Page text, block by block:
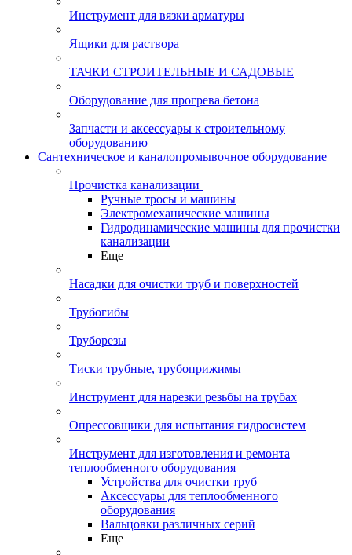
Инструмент для вязки арматуры
Ящики для раствора
ТАЧКИ СТРОИТЕЛЬНЫЕ И САДОВЫЕ
Оборудование для прогрева бетона
Запчасти и аксессуары к строительному
оборудованию
Сантехническое и каналопромывочное оборудование
Прочистка канализации
Ручные тросы и машины
Электромеханические машины
Гидродинамические машины для прочистки
канализации
Еще
Насадки для очистки труб и поверхностей
Трубогибы
Труборезы
Тиски трубные, трубоприжимы
Инструмент для нарезки резьбы на трубах
Опрессовщики для испытания гидросистем
Инструмент для изготовления и ремонта
теплообменного оборудования
Устройства для очистки труб
Аксессуары для теплообменного
оборудования
Вальцовки различных серий
Еще